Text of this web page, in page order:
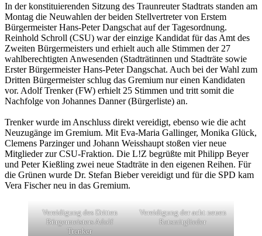
In der konstituierenden Sitzung des Traunreuter Stadtrats standen am
Montag die Neuwahlen der beiden Stellvertreter von Erstem
Bürgermeister Hans-Peter Dangschat auf der Tagesordnung.
Reinhold Schroll (CSU) war der einzige Kandidat für das Amt des
Zweiten Bürgermeisters und erhielt auch alle Stimmen der 27
wahlberechtigten Anwesenden (Stadträtinnen und Stadträte sowie
Erster Bürgermeister Hans-Peter Dangschat. Auch bei der Wahl zum
Dritten Bürgermeister schlug das Gremium nur einen Kandidaten
vor. Adolf Trenker (FW) erhielt 25 Stimmen und tritt somit die
Nachfolge von Johannes Danner (Bürgerliste) an.
Trenker wurde im Anschluss direkt vereidigt, ebenso wie die acht
Neuzugänge im Gremium. Mit Eva-Maria Gallinger, Monika Glück,
Clemens Parzinger und Johann Weisshaupt stoßen vier neue
Mitglieder zur CSU-Fraktion. Die L!Z begrüßte mit Philipp Beyer
und Peter Kießling zwei neue Stadträte in den eigenen Reihen. Für
die Grünen wurde Dr. Stefan Bieber vereidigt und für die SPD kam
Vera Fischer neu in das Gremium.
Vereidigung des Dritten
Bürgermeisters Adolf
Trenker
Vereidigung der acht neuen
Ratsmitglieder